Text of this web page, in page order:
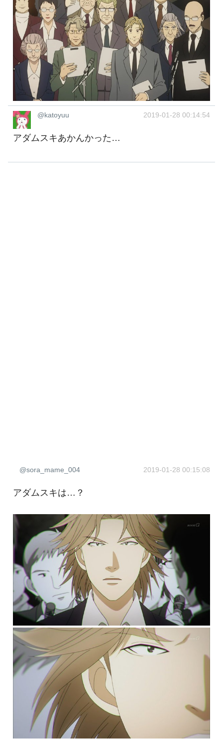
@katoyuu 2019-01-28 00:14:54
アダムスキあかんかった…
@sora_mame_004 2019-01-28 00:15:08
アダムスキは…？